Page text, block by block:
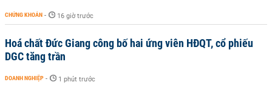
CHỨNG KHOÁN - 16 giờ trước
Hoá chất Đức Giang công bố hai ứng viên HĐQT, cổ phiếu
DGC tăng trần
DOANH NGHIỆP - 1 phút trước